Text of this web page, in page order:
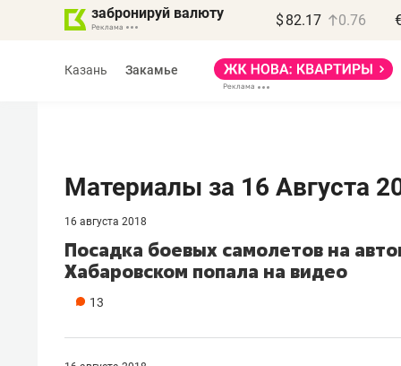
забронируй валюту $ 82.17 0.76
Казань Закамье
Материалы за 16 Августа
16 августа 2018
Посадка боевых самолетов на
Хабаровском попала на видео
13
МАРТ
потерять минимум